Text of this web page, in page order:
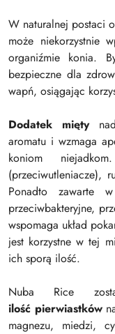
W naturalnej postaci
może niekorzystnie
organiźmie konia.
bezpieczne dla
wapń, osiągając
Dodatek mięty
aromatu i wzmaga
koniom
(przeciwutleniacze),
Ponadto zawarte
przeciwbakteryjne,
wspomaga układ
jest korzystne w tej
ich sporą ilość.
Nuba Rice
ilość pierwiastków
magnezu, miedzi,